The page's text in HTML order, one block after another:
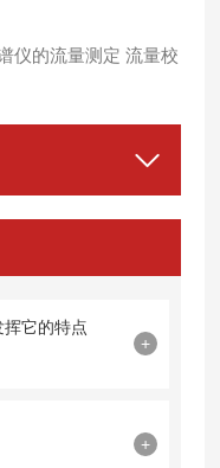
仪的流量测定 流量校
它的特点
+
+